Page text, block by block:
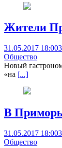
Жители
31.05.2017 18:00
Общество
Новый
«на [...]
В
31.05.2017 18:00
Общество